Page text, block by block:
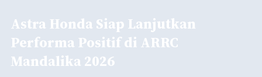
Astra Honda Siap Lanjutkan
Performa Positif di ARRC
Mandalika 2026